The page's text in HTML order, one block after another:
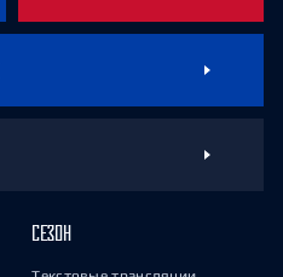
СЕЗОН